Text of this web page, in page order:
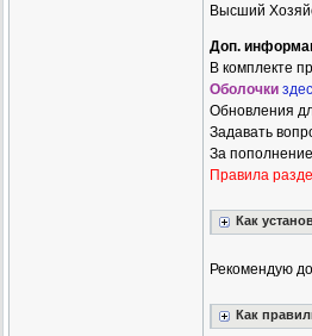
Высший
Доп.
В комплекте
Оболочки
Обновления
Задавать
За
Правила
Как
Рекомендую
Как